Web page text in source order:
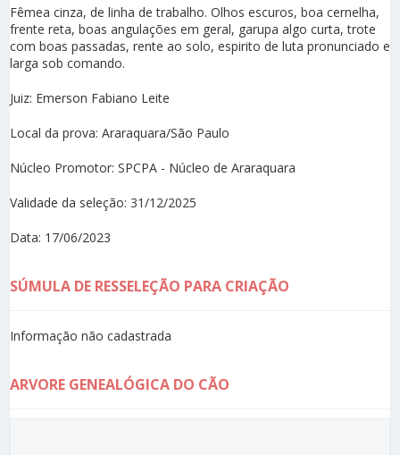
Fêmea cinza, de linha de trabalho. Olhos escuros, boa cernelha,
frente reta, boas angulações em geral, garupa algo curta, trote
com boas passadas, rente ao solo, espirito de luta pronunciado e
larga sob comando.
Juiz: Emerson Fabiano Leite
Local da prova: Araraquara/São Paulo
Núcleo Promotor: SPCPA - Núcleo de Araraquara
Validade da seleção: 31/12/2025
Data: 17/06/2023
SÚMULA DE RESSELEÇÃO PARA CRIAÇÃO
Informação não cadastrada
ARVORE GENEALÓGICA DO CÃO